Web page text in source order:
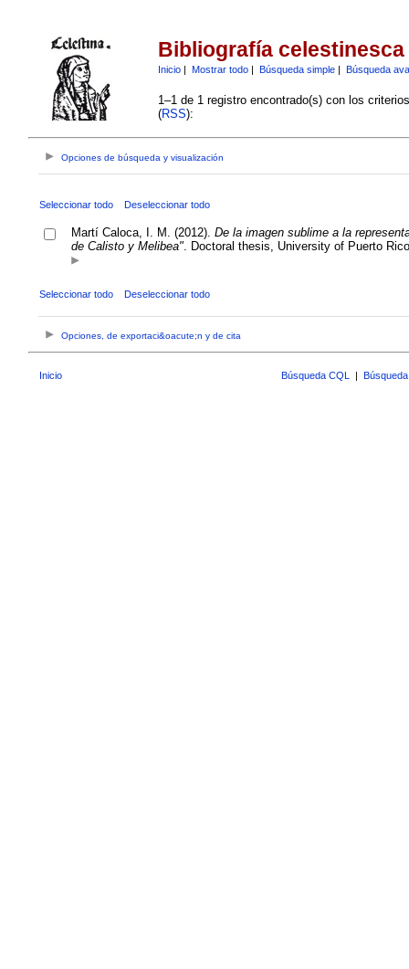
Bibliografía celestinesca
Inicio| Mostrar todo| Búsqueda simple| Búsqueda
1–1 de 1 registro encontrado(s) con los
(RSS):
Opciones de búsqueda y visualización
Seleccionar todo Deseleccionar todo
Martí Caloca, I. M. (2012). De la imagen sublime a la
de Calisto y Melibea". Doctoral thesis, University of Puerto
Seleccionar todo Deseleccionar todo
Opciones, de exportaci&oacute;n y de cita
Inicio Búsqueda CQL |